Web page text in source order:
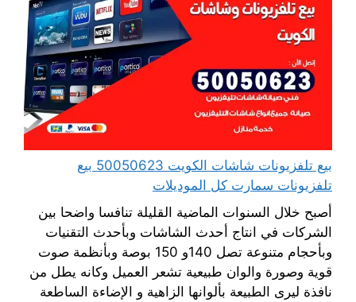
بيع تلفزيونات شاشات الكويت 50050623 بيع
تلفزيونات سمارت كل الموديلات
أصبح خلال السنوات الماضية القليلة تنافسا واضحا بين
الشركات في انتاج أحدث الشاشات وبأحدث التقنيات
وبأحجام متنوعة تصل 140و 150 بوصة وبأنظمة صوت
قوية وصورة والوان طبيعية تشعر العميل وكانه يطل من
نافذة ليرى الطبيعة بألوانها الزاهية و الإضاءة الساطعة